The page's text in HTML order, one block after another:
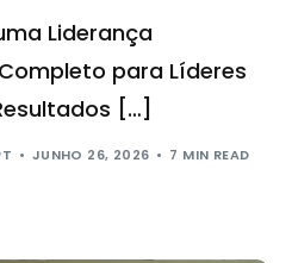
Liderança
para Líderes
[…]
JUNHO 26, 2026 7 MIN READ